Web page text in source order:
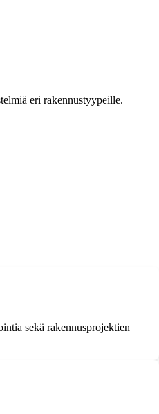
eri rakennustyypeille.
sekä rakennusprojektien